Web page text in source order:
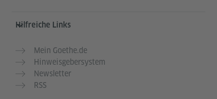
Hilfreiche Links
Mein Goethe.de
Hinweisgebersystem
Newsletter
RSS